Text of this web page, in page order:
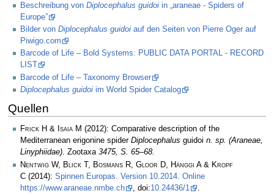
Beschreibung von Diplocephalus guidoi in „araneae - Spiders of
Europe”
Bilder von Diplocephalus guidoi auf den Seiten von Pierre Oger auf
Piwigo.com
Barcode of Life – Bold Systems: PUBLIC DATA PORTAL - RECORD
LIST
Barcode of Life – Taxonomy Browser
Diplocephalus guidoi im World Spider Catalog
Quellen
Frick H & Isaia M (2012): Comparative description of the
Mediterranean erigonine spider Diplocephalus guidoi n. sp. (Araneae,
Linyphiidae). Zootaxa3475, S. 65–68.
Nentwig W, Blick T, Bosmans R, Gloor D, Hänggi A & Kropf
C (2014): Spinnen Europas. Version 10.2014. Online
https://www.araneae.nmbe.ch
, doi:10.24436/1